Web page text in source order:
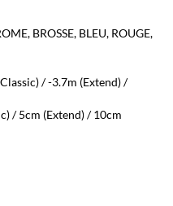
BROSSE, BLEU, ROUGE,
/ -3.7m (Extend) /
/ 5cm (Extend) / 10cm